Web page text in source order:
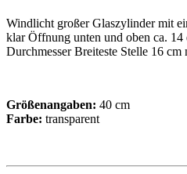
Windlicht großer Glaszylinder mit
klar Öffnung unten und oben ca. 14
Durchmesser Breiteste Stelle 16 cm
Größenangaben: 40 cm
Farbe: transparent